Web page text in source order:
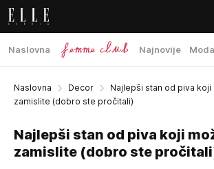
Naslovna Najnovije Moda
Naslovna Decor
Najlepši stan od piva koji
zamislite (dobro ste pročitali)
Najlepši stan od piva koji
zamislite (dobro ste